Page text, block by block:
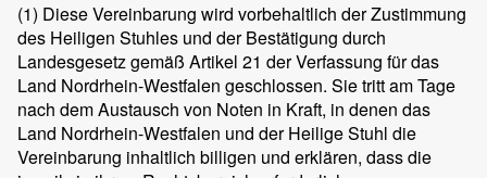
(1) Diese Vereinbarung wird vorbehaltlich der Zustimmung
des Heiligen Stuhles und der Bestätigung durch
Landesgesetz gemäß Artikel 21 der Verfassung für das
Land Nordrhein-Westfalen geschlossen. Sie tritt am Tage
nach dem Austausch von Noten in Kraft, in denen das
Land Nordrhein-Westfalen und der Heilige Stuhl die
Vereinbarung inhaltlich billigen und erklären, dass die